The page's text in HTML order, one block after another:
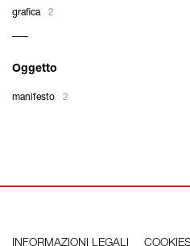
grafica 2
Oggetto
manifesto 2
INFORMAZIONI LEGALI